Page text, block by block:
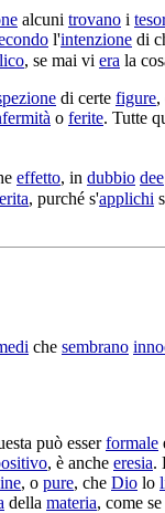
alcuni trovano i
l'intenzione di
, se mai vi era la
di certe figure,
o ferite. Tutte
effetto, in dubbio dee
, purché s'applichi
che sembrano
può esserformale
, è anche eresia.
, o pure, che Dio lo
della materia, come